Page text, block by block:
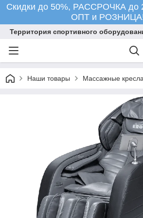
Скидки до 50%, РАССРОЧКА до
ОПТ и
Территория спортивного
Наши товары Массажные кресла